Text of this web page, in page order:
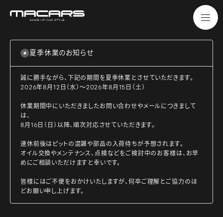
夏季休業のお知らせ
誠に勝手ながら、下記の期間を夏季休業とさせていただきます。
2026年8月12日（水）～2026年8月15日（土）
休業期間中にいただきましたお問い合わせやメールにつきまして
は、
8月16日（日）以降、順次対応させていただきます。
連休前後はピットの混雑や部品の入荷待ちが予想されます。
オイル交換やメンテナンス、点検などをご検討中のお客様は、お早
めにご相談いただけますと幸いです。
皆様にはご不便をおかけいたしますが、何卒ご理解とご協力のほ
どお願い申し上げます。